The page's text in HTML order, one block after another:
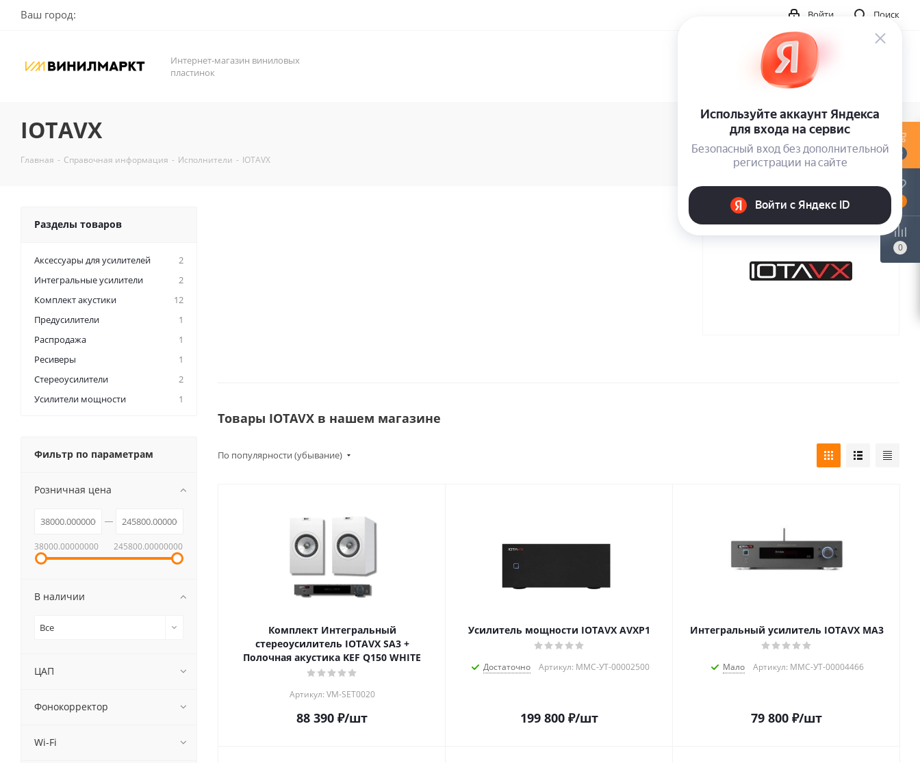
Ваш город: Поиск
Войти
Интернет-магазин виниловых
пластинок
IOTAVX
Главная - Справочная информация - Исполнители - IOTAVX
Товары IOTAVX в нашем магазине
По популярности (убывание)
Комплект Интегральный
стереоусилитель IOTAVX SA3 +
Полочная акустика KEF Q150 WHITE
Артикул: VM-SET0020
88 390 ₽/шт
Усилитель мощности IOTAVX AVXP1
Достаточно Артикул: MMC-УТ-00002500
199 800 ₽/шт
Интегральный усилитель IOTAVX MA3
Мало Артикул: MMC-УТ-00004466
79 800 ₽/шт
Разделы товаров
Аксессуары для усилителей
2
Интегральные усилители
2
Комплект акустики
12
Предусилители
1
Распродажа
1
Ресиверы
1
Стереоусилители
2
Усилители мощности
1
Фильтр по параметрам
Розничная цена
38000.00000000 245800.00000000
В наличии
Все
ЦАП
Фонокорректор
Wi-Fi
0
0
0